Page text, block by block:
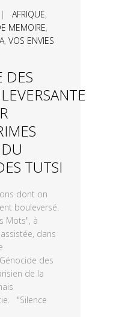
AFRIQUE,
MEMOIRE,
, VOS ENVIES
DES
TUTSI
dont on
bouleversé.
Mots", à
dans
des
de la
"Silence